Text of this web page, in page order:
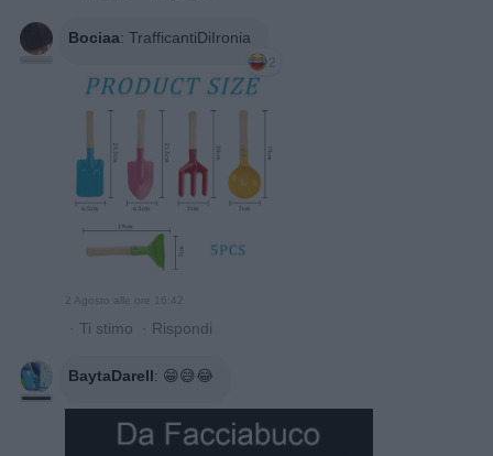
Bociaa: TrafficantiDiIronia
2
2 Agosto alle ore 16:42
· Ti stimo · Rispondi
BaytaDarell: 😁😅😂